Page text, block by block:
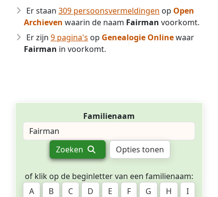
Er staan 309 persoonsvermeldingen op Open
Archieven waarin de naam Fairman voorkomt.
Er zijn 9 pagina's op Genealogie Onlinewaar
Fairman in voorkomt.
Familienaam
Zoeken Opties tonen
of klik op de beginletter van een familienaam:
A
B C D E F G H
I